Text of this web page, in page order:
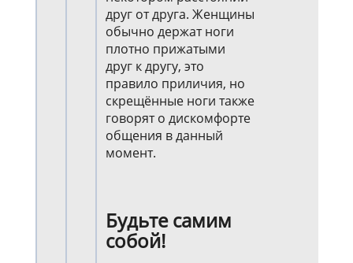
друг от друга. Женщины
обычно держат ноги
плотно прижатыми
друг к другу, это
правило приличия, но
скрещённые ноги также
говорят о дискомфорте
общения в данный
момент.
Будьте самим
собой!